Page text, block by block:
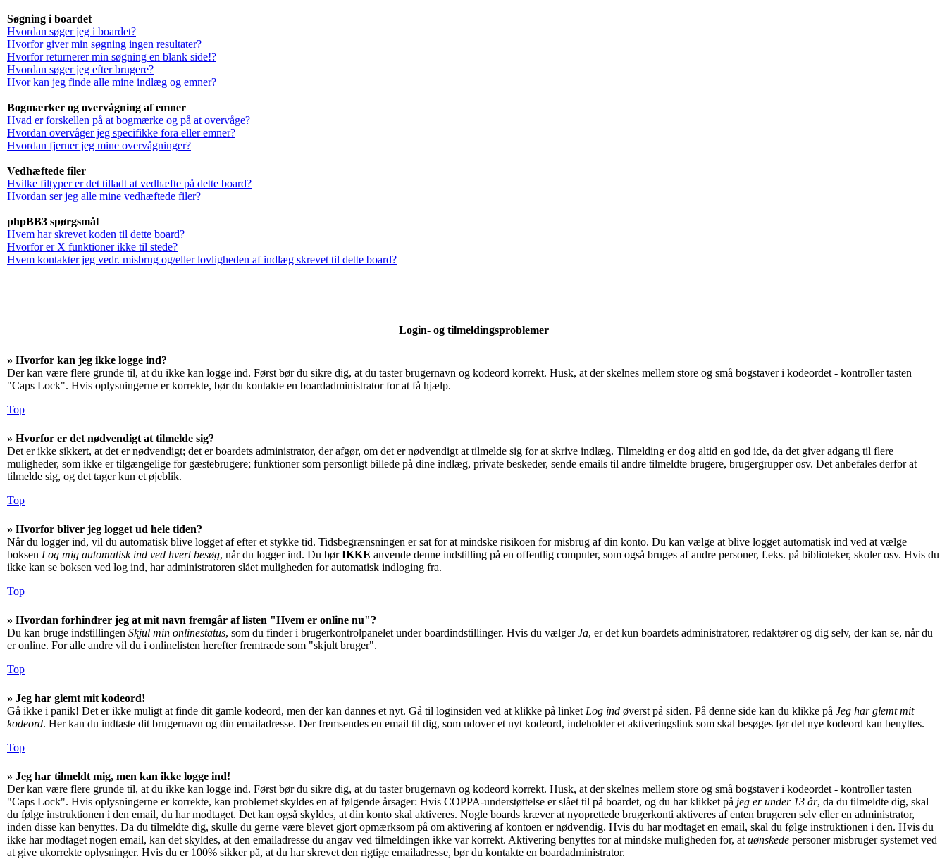
Søgning i boardet
Hvordan søger jeg i boardet?
Hvorfor giver min søgning ingen resultater?
Hvorfor returnerer min søgning en blank side!?
Hvordan søger jeg efter brugere?
Hvor kan jeg finde alle mine indlæg og emner?
Bogmærker og overvågning af emner
Hvad er forskellen på at bogmærke og på at overvåge?
Hvordan overvåger jeg specifikke fora eller emner?
Hvordan fjerner jeg mine overvågninger?
Vedhæftede filer
Hvilke filtyper er det tilladt at vedhæfte på dette board?
Hvordan ser jeg alle mine vedhæftede filer?
phpBB3 spørgsmål
Hvem har skrevet koden til dette board?
Hvorfor er X funktioner ikke til stede?
Hvem kontakter jeg vedr. misbrug og/eller lovligheden af indlæg skrevet til dette board?
Login- og tilmeldingsproblemer
» Hvorfor kan jeg ikke logge ind?
Der kan være flere grunde til, at du ikke kan logge ind. Først bør du sikre dig, at du taster brugernavn og kodeord korrekt. Husk, at der skelnes mellem store og små bogstaver i kodeordet - kontroller tasten
"Caps Lock". Hvis oplysningerne er korrekte, bør du kontakte en boardadministrator for at få hjælp.
Top
» Hvorfor er det nødvendigt at tilmelde sig?
Det er ikke sikkert, at det er nødvendigt; det er boardets administrator, der afgør, om det er nødvendigt at tilmelde sig for at skrive indlæg. Tilmelding er dog altid en god ide, da det giver adgang til flere
muligheder, som ikke er tilgængelige for gæstebrugere; funktioner som personligt billede på dine indlæg, private beskeder, sende emails til andre tilmeldte brugere, brugergrupper osv. Det anbefales derfor at
tilmelde sig, og det tager kun et øjeblik.
Top
» Hvorfor bliver jeg logget ud hele tiden?
Når du logger ind, vil du automatisk blive logget af efter et stykke tid. Tidsbegrænsningen er sat for at mindske risikoen for misbrug af din konto. Du kan vælge at blive logget automatisk ind ved at vælge
boksen Log mig automatisk ind ved hvert besøg, når du logger ind. Du børIKKE anvende denne indstilling på en offentlig computer, som også bruges af andre personer, f.eks. på biblioteker, skoler osv. Hvis du
ikke kan se boksen ved log ind, har administratoren slået muligheden for automatisk indloging fra.
Top
» Hvordan forhindrer jeg at mit navn fremgår af listen "Hvem er online nu"?
Du kan bruge indstillingen Skjul min onlinestatus, som du finder i brugerkontrolpanelet under boardindstillinger. Hvis du vælgerJa, er det kun boardets administratorer, redaktører og dig selv, der kan se, når du
er online. For alle andre vil du i onlinelisten herefter fremtræde som "skjult bruger".
Top
» Jeg har glemt mit kodeord!
Gå ikke i panik! Det er ikke muligt at finde dit gamle kodeord, men der kan dannes et nyt. Gå til loginsiden ved at klikke på linket Log ind øverst på siden. På denne side kan du klikke på Jeg har glemt mit
kodeord. Her kan du indtaste dit brugernavn og din emailadresse. Der fremsendes en email til dig, som udover et nyt kodeord, indeholder et aktiveringslink som skal besøges før det nye kodeord kan benyttes.
Top
» Jeg har tilmeldt mig, men kan ikke logge ind!
Der kan være flere grunde til, at du ikke kan logge ind. Først bør du sikre dig, at du taster brugernavn og kodeord korrekt. Husk, at der skelnes mellem store og små bogstaver i kodeordet - kontroller tasten
"Caps Lock". Hvis oplysningerne er korrekte, kan problemet skyldes en af følgende årsager: Hvis COPPA-understøttelse er slået til på boardet, og du har klikket på jeg er under 13 år, da du tilmeldte dig, skal
du følge instruktionen i den email, du har modtaget. Det kan også skyldes, at din konto skal aktiveres. Nogle boards kræver at nyoprettede brugerkonti aktiveres af enten brugeren selv eller en administrator,
inden disse kan benyttes. Da du tilmeldte dig, skulle du gerne være blevet gjort opmærksom på om aktivering af kontoen er nødvendig. Hvis du har modtaget en email, skal du følge instruktionen i den. Hvis du
ikke har modtaget nogen email, kan det skyldes, at den emailadresse du angav ved tilmeldingen ikke var korrekt. Aktivering benyttes for at mindske muligheden for, at uønskede personer misbruger systemet ved
at give ukorrekte oplysninger. Hvis du er 100% sikker på, at du har skrevet den rigtige emailadresse, bør du kontakte en boardadministrator.